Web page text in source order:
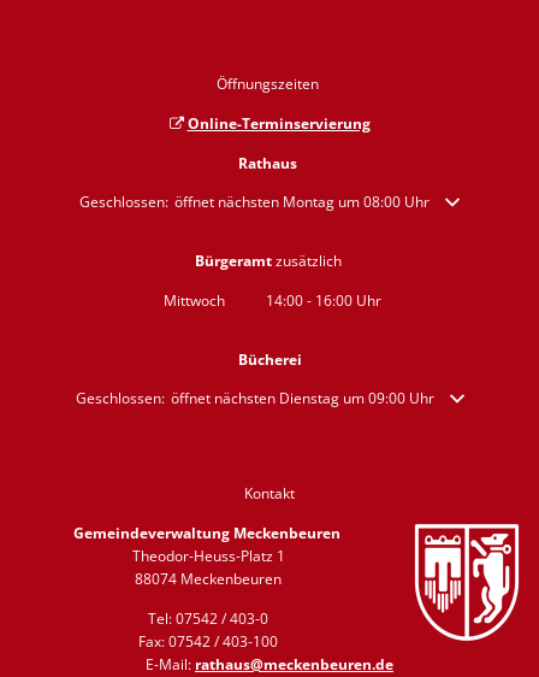
Öffnungszeiten
Online-Terminservierung
Rathaus
Klicken, um weitere Öffnungs- oder Schließzeiten auszublenden
Geschlossen: öffnet nächsten Montag um 08:00 Uhr
Bürgeramtzusätzlich
Mittwoch
14:00- 16:00 Uhr
Bücherei
Klicken, um weitere Öffnungs- oder Schließzeiten auszublenden
Geschlossen: öffnet nächsten Dienstag um 09:00 Uhr
Kontakt
Gemeindeverwaltung Meckenbeuren
Theodor-Heuss-Platz 1
88074 Meckenbeuren
Tel: 07542 / 403-0
Fax: 07542 / 403-100
E-Mail: rathaus@meckenbeuren.de